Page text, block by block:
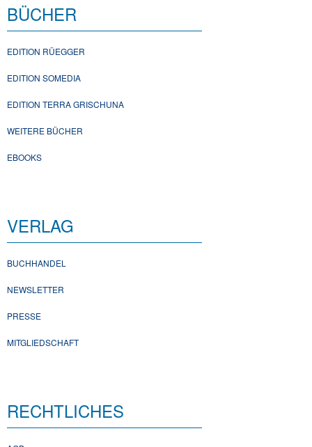
BÜCHER
EDITION RÜEGGER
EDITION SOMEDIA
EDITION TERRA GRISCHUNA
WEITERE BÜCHER
EBOOKS
VERLAG
BUCHHANDEL
NEWSLETTER
PRESSE
MITGLIEDSCHAFT
RECHTLICHES